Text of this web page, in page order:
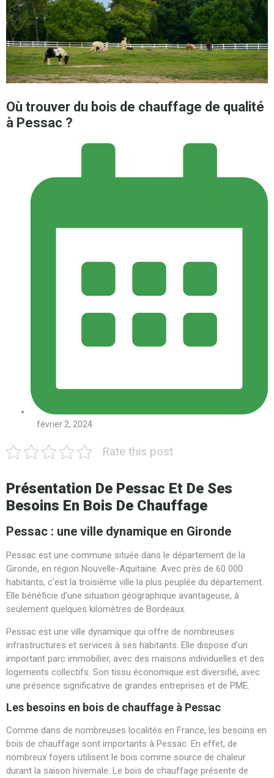
Où trouver du bois de chauffage de qualité
à Pessac ?
février 2, 2024
Rate this post
Présentation De Pessac Et De Ses
Besoins En Bois De Chauffage
Pessac : une ville dynamique en Gironde
Pessac est une commune située dans le département de la
Gironde, en région Nouvelle-Aquitaine. Avec près de 60 000
habitants, c’est la troisième ville la plus peuplée du département.
Elle bénéficie d’une situation géographique avantageuse, à
seulement quelques kilomètres de Bordeaux.
Pessac est une ville dynamique qui offre de nombreuses
infrastructures et services à ses habitants. Elle dispose d’un
important parc immobilier, avec des maisons individuelles et des
logements collectifs. Son tissu économique est diversifié, avec
une présence significative de grandes entreprises et de PME.
Les besoins en bois de chauffage à Pessac
Comme dans de nombreuses localités en France, les besoins en
bois de chauffage sont importants à Pessac. En effet, de
nombreux foyers utilisent le bois comme source de chaleur
durant la saison hivernale. Le bois de chauffage présente de